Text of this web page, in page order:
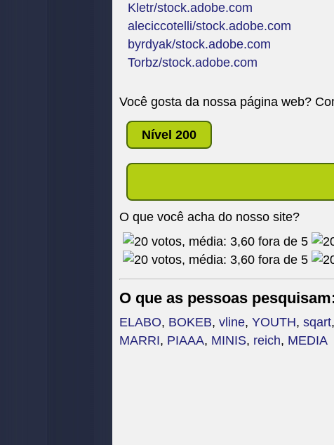
Kletr/stock.adobe.com
aleciccotelli/stock.adobe.com
byrdyak/stock.adobe.com
Torbz/stock.adobe.com
Você gosta da nossa página web?
Nível 200
O que você acha do nosso site?
O que as pessoas
ELABO, BOKEB, vline, YOUTH, sqart,
MARRI, PIAAA, MINIS, reich, MEDIA